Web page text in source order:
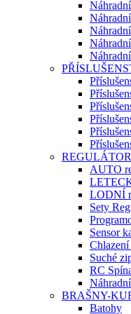
AUTO
LODNÍ
Sety
Sensor
Chlazení
Suché
RC
BRAŠNY-
Batohy